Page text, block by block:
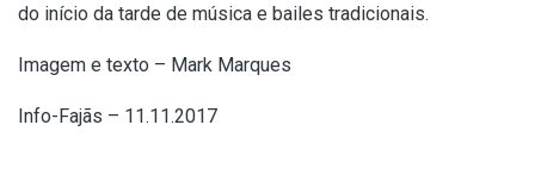
do início da tarde de música e bailes tradicionais.
Imagem e texto – Mark Marques
Info-Fajãs – 11.11.2017